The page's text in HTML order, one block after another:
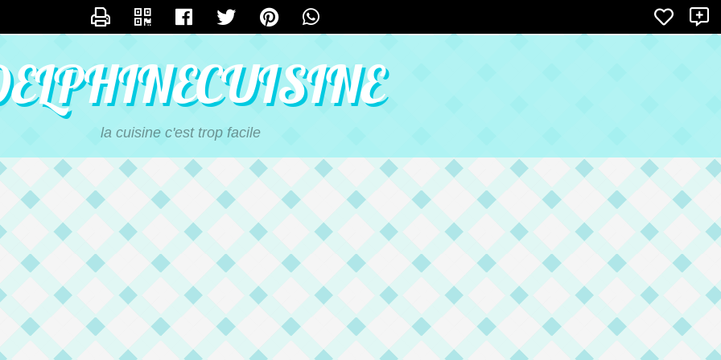
la cuisine c'est trop facile
X
DELPHINECUISINE